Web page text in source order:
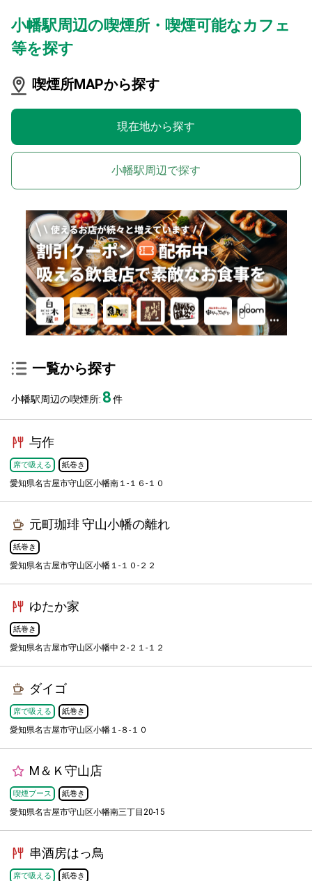
小幡駅周辺の喫煙所・喫煙可能なカフェ
等を探す
喫煙所MAPから探す
現在地から探す
小幡駅周辺で探す
一覧から探す
小幡駅周辺の喫煙所: 8件
与作
席で吸える 紙巻き
愛知県名古屋市守山区小幡南１-１６-１０
元町珈琲 守山小幡の離れ
紙巻き
愛知県名古屋市守山区小幡１-１０-２２
ゆたか家
紙巻き
愛知県名古屋市守山区小幡中２-２１-１２
ダイゴ
席で吸える 紙巻き
愛知県名古屋市守山区小幡１-８-１０
М＆Ｋ守山店
喫煙ブース 紙巻き
愛知県名古屋市守山区小幡南三丁目20-15
串酒房はっ鳥
席で吸える 紙巻き